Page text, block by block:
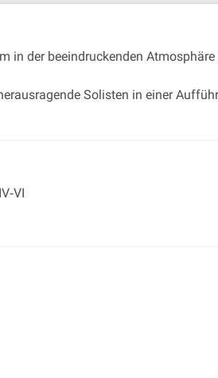
in der beeindruckenden
Solisten in einer